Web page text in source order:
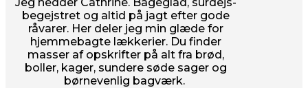
begejstret og altid på jagt efter gode
råvarer. Her deler jeg min glæde for
hjemmebagte lækkerier. Du finder
masser af opskrifter på alt fra brød,
boller, kager, sundere søde sager og
børnevenlig bagværk.